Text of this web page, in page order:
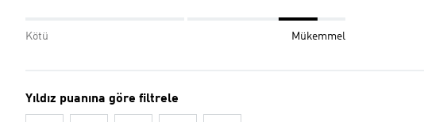
Kötü Mükemmel
Yıldız puanına göre filtrele